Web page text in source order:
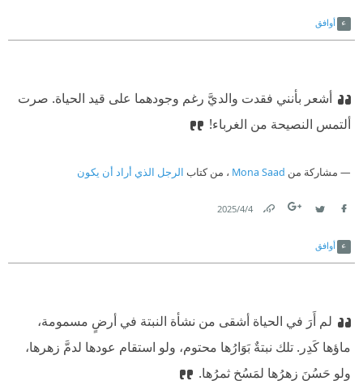
أوافق
أشعر بأنني فقدت والديَّ رغم وجودهما على قيد الحياة. صرت
ألتمس النصيحة من الغرباء!
مشاركة من Mona Saad ، من كتاب الرجل الذي أراد أن يكون
4‏/4‏/2025
أوافق
لم أَرَ في الحياة أشقى من نشأة النبتة في أرضٍ مسمومة،
ماؤها كَدِر. تلك نبتةٌ بَوَارُها محتوم، ولو استقام عودها لدمَّ زهرها،
ولو حَسُنَ زهرُها لمَسُخ ثمرُها.